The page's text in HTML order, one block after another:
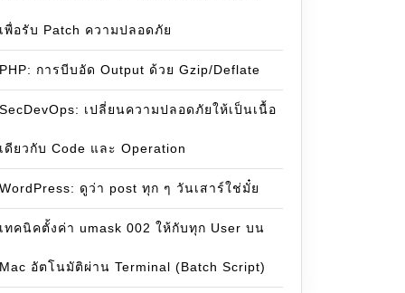
Runtime) ] ──> [ Deploy ]
เพื่อรับ Patch ความปลอดภัย
PHP: การบีบอัด Output ด้วย Gzip/Deflate
SecDevOps: เปลี่ยนความปลอดภัยให้เป็นเนื้อ
เดียวกับ Code และ Operation
WordPress: ดูว่า post ทุก ๆ วันเสาร์ใช่มั๋ย
เทคนิคตั้งค่า umask 002 ให้กับทุก User บน
Mac อัตโนมัติผ่าน Terminal (Batch Script)